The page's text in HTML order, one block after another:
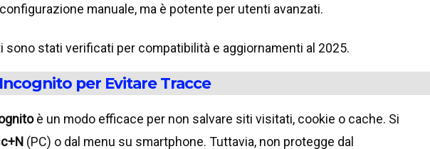
manuale, ma è potente per utenti avanzati.
stati verificati per compatibilità e aggiornamenti al 2025.
per Evitare Tracce
è un modo efficace per non salvare siti visitati, cookie o cache. Si
(PC) o dal menu su smartphone. Tuttavia, non protegge dal